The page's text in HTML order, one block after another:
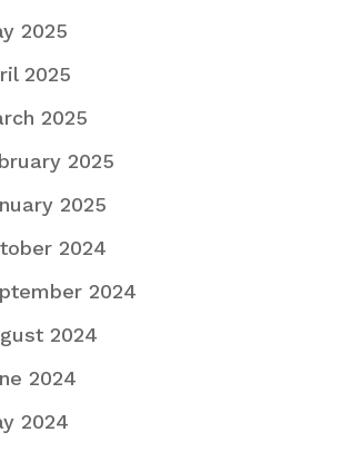
2025
2025
2025
2025
2025
2024
2024
2024
2024
2024